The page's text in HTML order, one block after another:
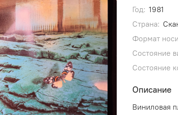
Год: 1981
Страна:
Формат
Состояние
Состояние
Описание
Виниловая